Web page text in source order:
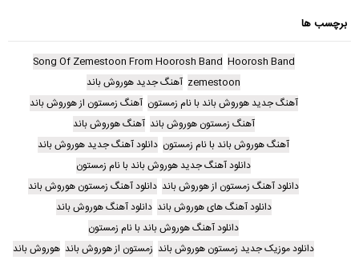
برچسب ها
Hoorosh Band
Song Of Zemestoon From Hoorosh Band
zemestoon آهنگ جدید هوروش باند
آهنگ جدید هوروش باند با نام زمستون آهنگ زمستون از هوروش باند
آهنگ زمستون هوروش باند آهنگ هوروش باند
آهنگ هوروش باند با نام زمستون دانلود آهنگ جدید هوروش باند
دانلود آهنگ جدید هوروش باند با نام زمستون
دانلود آهنگ زمستون از هوروش باند دانلود آهنگ زمستون هوروش باند
دانلود آهنگ های هوروش باند دانلود آهنگ هوروش باند
دانلود آهنگ هوروش باند با نام زمستون
دانلود موزیک جدید زمستون هوروش باند زمستون از هوروش باند هوروش باند